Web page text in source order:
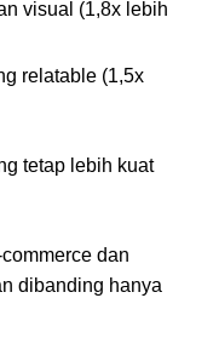
visual (1,8x lebih
relatable (1,5x
tetap lebih kuat
dan
dibanding hanya